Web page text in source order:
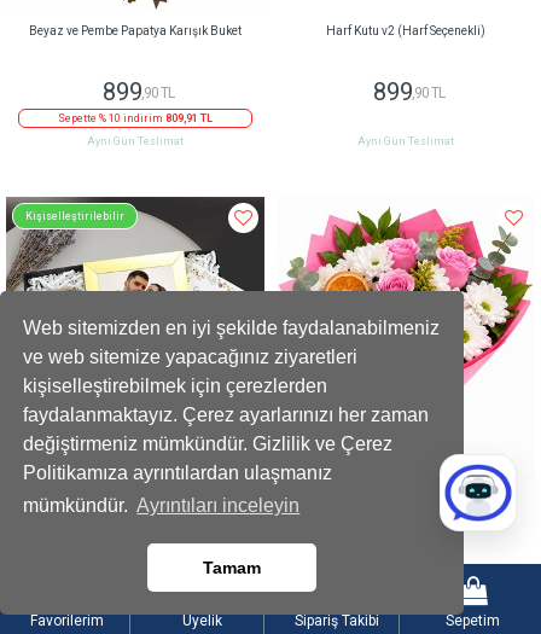
Web sitemizden en iyi şekilde faydalanabilmeniz
ve web sitemize yapacağınız ziyaretleri
kişiselleştirebilmek için çerezlerden
faydalanmaktayız. Çerez ayarlarınızı her zaman
değiştirmeniz mümkündür. Gizlilik ve Çerez
Politikamıza ayrıntılardan ulaşmanız
mümkündür. Ayrıntıları inceleyin
Tamam
Beyaz ve Pembe Papatya Karışık Buket
899,90 TL
Sepette % 10 indirim 809,91 TL
Aynı Gün Teslimat
Harf Kutu v2 (Harf Seçenekli)
899,90 TL
Aynı Gün Teslimat
Kişiselleştirilebilir
Mini Ayıcık Buketi Çerçeve Kupa Mum
Hediye Seti
Sepette % 15 indirim
Pembe Güllerle Beyaz Papatya Buketi
899,91 TL
Favorilerim Üyelik Sipariş Takibi Sepetim